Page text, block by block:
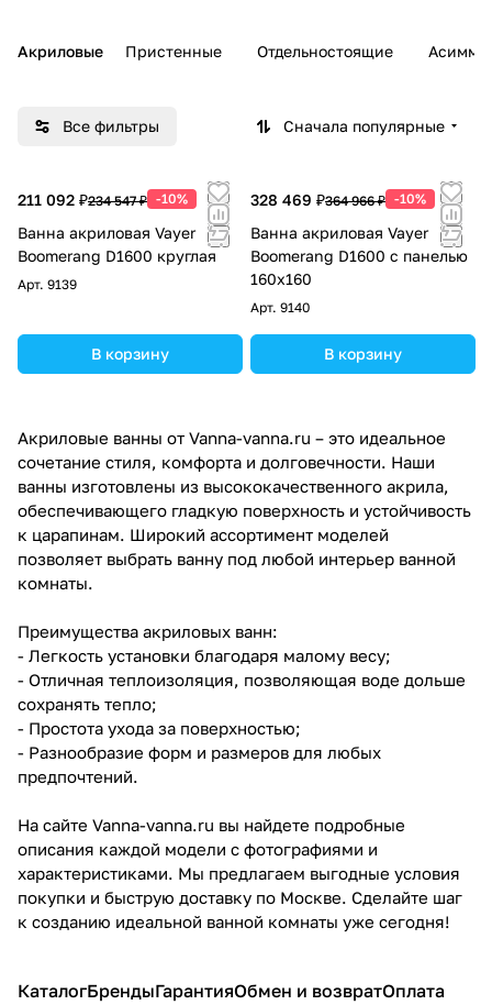
Акриловые Пристенные Отдельностоящие
Все фильтры Сначала популярные
211 092 ₽234 547 ₽ -10%
Ванна акриловая Vayer
Boomerang D1600 круглая
Арт. 9139
В корзину
328 469 ₽364 966 ₽ -10%
Ванна акриловая Vayer
Boomerang D1600 с панелью
160х160
Арт. 9140
В корзину
Акриловые ванны от Vanna-vanna.ru – это идеальное
сочетание стиля, комфорта и долговечности. Наши
ванны изготовлены из высококачественного акрила,
обеспечивающего гладкую поверхность и устойчивость
к царапинам. Широкий ассортимент моделей
позволяет выбрать ванну под любой интерьер ванной
комнаты.
Преимущества акриловых ванн:
- Легкость установки благодаря малому весу;
- Отличная теплоизоляция, позволяющая воде дольше
сохранять тепло;
- Простота ухода за поверхностью;
- Разнообразие форм и размеров для любых
предпочтений.
На сайте Vanna-vanna.ru вы найдете подробные
описания каждой модели с фотографиями и
характеристиками. Мы предлагаем выгодные условия
покупки и быструю доставку по Москве. Сделайте шаг
к созданию идеальной ванной комнаты уже сегодня!
КаталогБрендыГарантияОбмен и возвратОплата